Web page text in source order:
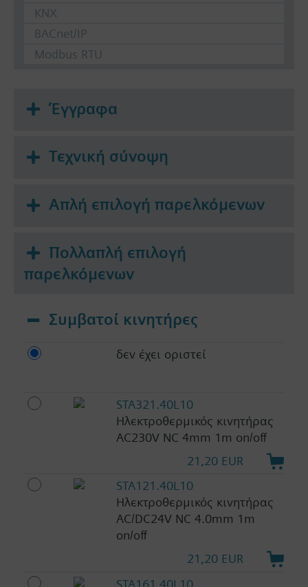
KNX
BACnet/IP
Modbus RTU
Έγγραφα
Τεχνική σύνοψη
Απλή επιλογή παρελκόμενων
Πολλαπλή επιλογή
παρελκόμενων
Συμβατοί κινητήρες
δεν έχει οριστεί
STA321.40L10
Ηλεκτροθερμικός κινητήρας
AC230V NC 4mm 1m on/off
21,20 EUR
STA121.40L10
Ηλεκτροθερμικός κινητήρας
AC/DC24V NC 4.0mm 1m
on/off
21,20 EUR
STA161.40L10